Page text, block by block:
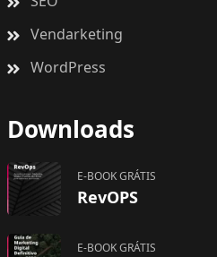
Vendarketing
WordPress
Downloads
E-BOOK GRÁTIS
RevOPS
E-BOOK GRÁTIS